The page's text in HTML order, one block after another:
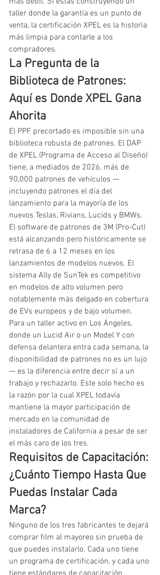
taller donde la garantía es un punto de
venta, la certificación XPEL es la historia
más limpia para contarle a los
compradores.
La Pregunta de la
Biblioteca de Patrones:
Aquí es Donde XPEL Gana
Ahorita
El PPF precortado es imposible sin una
biblioteca robusta de patrones. El DAP
de XPEL (Programa de Acceso al Diseño)
tiene, a mediados de 2026, más de
90,000 patrones de vehículos —
incluyendo patrones el día del
lanzamiento para la mayoría de los
nuevos Teslas, Rivians, Lucids y BMWs.
El software de patrones de 3M (Pro-Cut)
está alcanzando pero históricamente se
retrasa de 6 a 12 meses en los
lanzamientos de modelos nuevos. El
sistema Ally de SunTek es competitivo
en modelos de alto volumen pero
notablemente más delgado en cobertura
de EVs europeos y de bajo volumen.
Para un taller activo en Los Ángeles,
donde un Lucid Air o un Model Y con
defensa delantera entra cada semana, la
disponibilidad de patrones no es un lujo
— es la diferencia entre decir sí a un
trabajo y rechazarlo. Este solo hecho es
la razón por la cual XPEL todavía
mantiene la mayor participación de
mercado en la comunidad de
instaladores de California a pesar de ser
el más caro de los tres.
Requisitos de Capacitación:
¿Cuánto Tiempo Hasta Que
Puedas Instalar Cada
Marca?
Ninguno de los tres fabricantes te dejará
comprar film al mayoreo sin prueba de
que puedes instalarlo. Cada uno tiene
un programa de certificación, y cada uno